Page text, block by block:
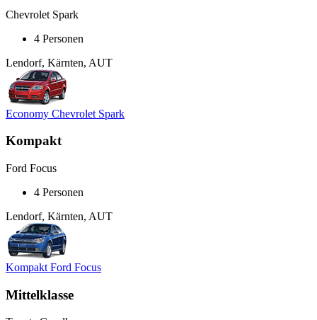
Chevrolet Spark
4 Personen
Lendorf, Kärnten, AUT
Economy Chevrolet Spark
Kompakt
Ford Focus
4 Personen
Lendorf, Kärnten, AUT
Kompakt Ford Focus
Mittelklasse